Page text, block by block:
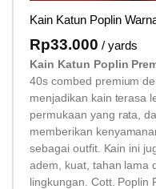
Kain Katun Poplin
Rp33.000 / yards
Kain Katun Poplin
40s combed premium
menjadikan kain terasa
permukaan yang rata,
memberikan
sebagai outfit. Kain ini
adem, kuat, tahan lama
lingkungan. Cott. Poplin